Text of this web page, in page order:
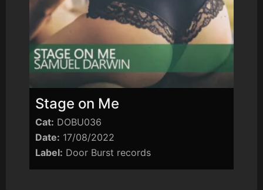
Stage on Me
Cat: DOBU036
Date: 17/08/2022
Label: Door Burst records